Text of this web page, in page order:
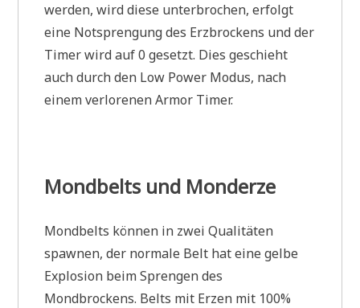
werden, wird diese unterbrochen, erfolgt
eine Notsprengung des Erzbrockens und der
Timer wird auf 0 gesetzt. Dies geschieht
auch durch den Low Power Modus, nach
einem verlorenen Armor Timer.
Mondbelts und Monderze
Mondbelts können in zwei Qualitäten
spawnen, der normale Belt hat eine gelbe
Explosion beim Sprengen des
Mondbrockens. Belts mit Erzen mit 100%